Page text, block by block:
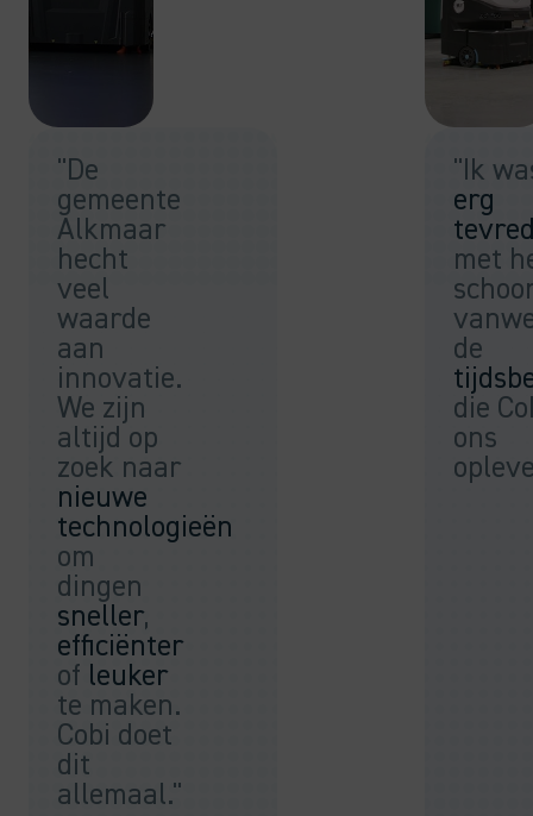
"De
gemeente
Alkmaar
hecht
veel
waarde
aan
innovatie.
We zijn
altijd op
zoek naar
nieuwe
technologieën
om
dingen
sneller,
efficiënter
of leuker
te maken.
Cobi doet
dit
allemaal."
"Ik
erg
met
de
die
ons